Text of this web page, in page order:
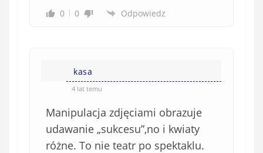
0 0 Odpowiedz
kasa
4 lat temu
Manipulacja zdjęciami obrazuje
udawanie „sukcesu”,no i kwiaty
różne. To nie teatr po spektaklu.